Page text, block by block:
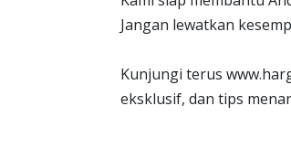
Jangan lewatkan
Kunjungi terus
eksklusif, dan tips